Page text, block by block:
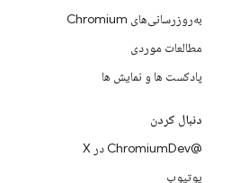
به‌روزرسانی‌های Chromium
مطالعات موردی
پادکست ها و نمایش ها
دنبال کردن
@ChromiumDev در X
یوتیوب